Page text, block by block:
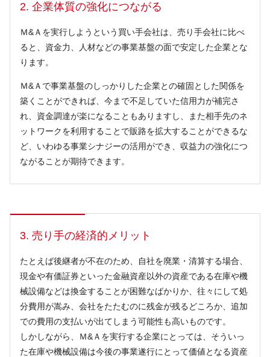
2. 企業体質の強化につながる
Ｍ&Ａを実行しようという買い手会社は、売り手会社に比べ
ると、資金力、人材などの事業基盤の面で安定した企業とな
ります。
Ｍ&Ａで事業基盤のしっかりした企業との確固とした関係を
築くことができれば、今まで不足していた信用力が補完さ
れ、資金調達が楽になることもありますし、また相手先のネ
ットワークを利用することで販路を拡大することができるな
ど、いわゆる事業シナジーの活用ができ、収益力の強化につ
ながることが期待できます。
3. 売り手の経済的メリット
たとえば後継者が不在のため、自社を廃業・清算する場合、
現金や有価証券といった金融資産以外の資産である在庫や機
械設備などは換金することが困難なばかりか、往々にして処
分費用が嵩み、会社をたたむのに残金が残るどころか、追加
での費用の支払いが出てしまう可能性も高いものです。
しかしながら、Ｍ&Ａを実行する企業にとっては、そういっ
た在庫や機械設備は今後の事業遂行にとって価値となる資産